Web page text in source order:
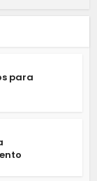
para